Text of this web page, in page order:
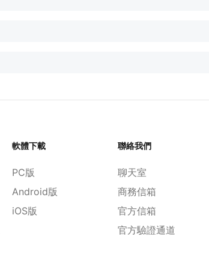
軟體下載
PC版
Android版
iOS版
聯絡我們
聊天室
商務信箱
官方信箱
官方驗證通道